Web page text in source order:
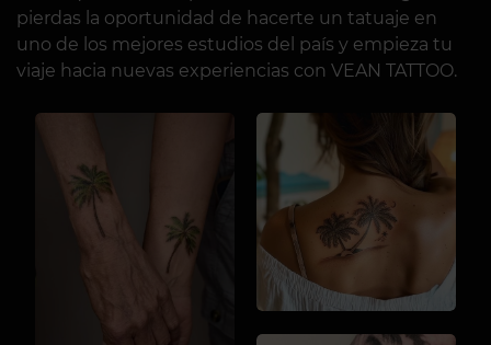
pierdas la oportunidad de hacerte un tatuaje en
uno de los mejores estudios del país y empieza tu
viaje hacia nuevas experiencias con VEAN TATTOO.